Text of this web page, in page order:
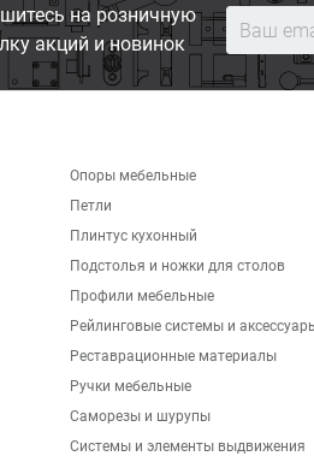
на розничную
акций и новинок
Опоры мебельные
Петли
Плинтус кухонный
Подстолья и ножки для столов
Профили мебельные
Рейлинговые системы и
Реставрационные материалы
Ручки мебельные
Саморезы и шурупы
Системы и элементы выдвижения